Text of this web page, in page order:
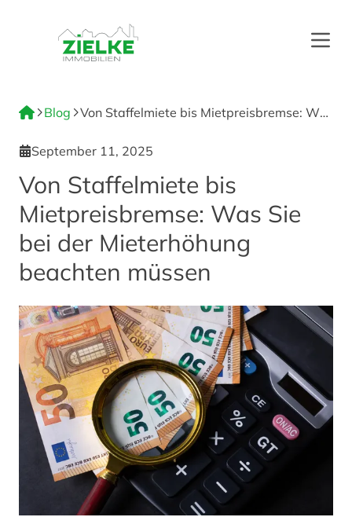
Blog
Von Staffelmiete bis Mietpreisbremse: Was
September 11, 2025
Von Staffelmiete bis
Mietpreisbremse: Was Sie
bei der Mieterhöhung
beachten müssen